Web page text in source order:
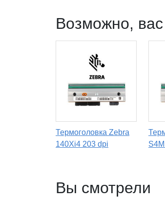
Возможно, вас
Термоголовка Zebra
140Xi4 203 dpi
Вы смотрели